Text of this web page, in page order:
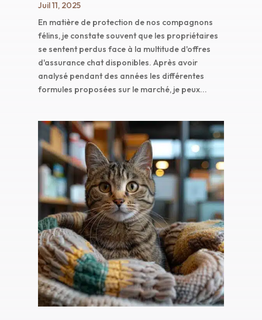
Juil 11, 2025
En matière de protection de nos compagnons
félins, je constate souvent que les propriétaires
se sentent perdus face à la multitude d'offres
d'assurance chat disponibles. Après avoir
analysé pendant des années les différentes
formules proposées sur le marché, je peux...